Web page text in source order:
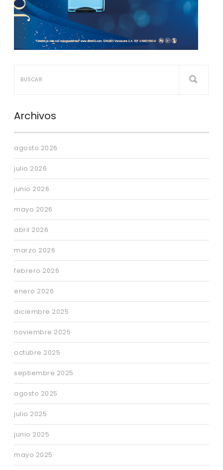
Archivos
agosto 2026
julio 2026
junio 2026
mayo 2026
abril 2026
marzo 2026
febrero 2026
enero 2026
diciembre 2025
noviembre 2025
octubre 2025
septiembre 2025
agosto 2025
julio 2025
junio 2025
mayo 2025